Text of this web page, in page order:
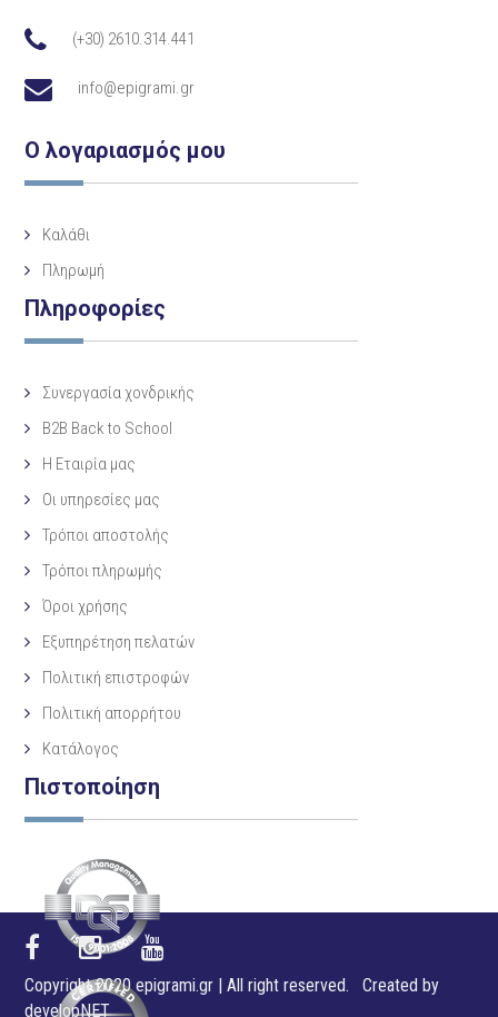
(+30) 2610.314.441
info@epigrami.gr
Ο λογαριασμός μου
Καλάθι
Πληρωμή
Πληροφορίες
Συνεργασία χονδρικής
B2B Back to School
Η Eταιρία μας
Οι υπηρεσίες μας
Τρόποι αποστολής
Τρόποι πληρωμής
Όροι χρήσης
Εξυπηρέτηση πελατών
Πολιτική επιστροφών
Πολιτική απορρήτου
Κατάλογος
Πιστοποίηση
Copyright 2020 epigrami.gr | All right reserved. Created by
developNET